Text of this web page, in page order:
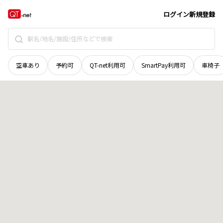
ログイン新規登録
空車あり 予約可 QT-net利用可 SmartPay利用可 車椅子
鳥取県